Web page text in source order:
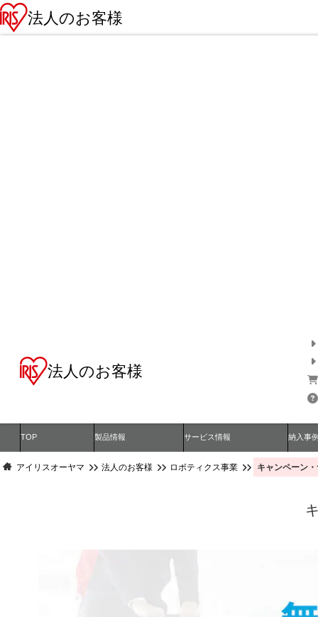
法人のお客様
法人のお客様
TOP 製品情報 サービス情報 納入事
アイリスオーヤマ 法人のお客様 ロボティクス事業 キャンペーン